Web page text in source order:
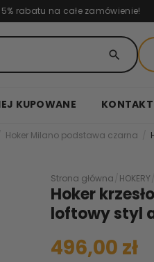
rabatu na całe zamówienie!
search
KUPOWANE KONTAKT
Hoker Milano podstawa czarna
Strona główna HOKERY
Hoker
loftowy styl
496,00 zł